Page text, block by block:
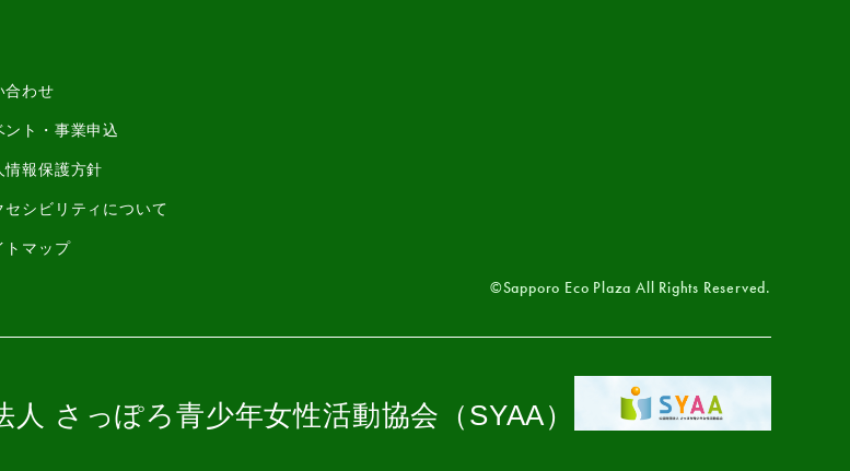
合わせ
ント・事業申込
情報保護方針
セシビリティについて
トマップ
©Sapporo Eco Plaza All Rights Reserved.
人 さっぽろ青少年女性活動協会（SYAA）